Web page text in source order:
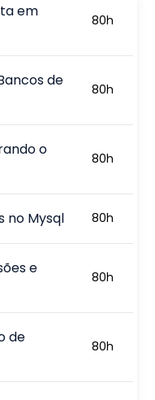
em
80h
de
80h
o
80h
no Mysql 80h
e
80h
de
80h